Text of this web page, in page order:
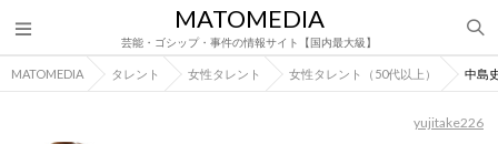
MATOMEDIA
芸能・ゴシップ・事件の情報サイト【国内最大級】
MATOMEDIA タレント 女性タレント 女性タレント（50代以上） 中島
yujitake226